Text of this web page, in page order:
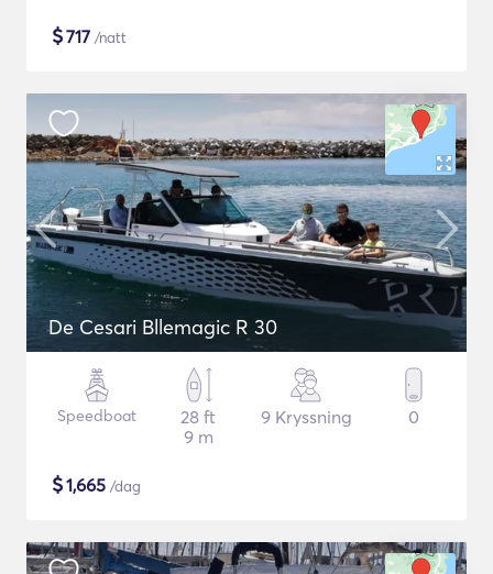
$717 /natt
De Cesari Bllemagic R 30
Speedboat
28 ft
9 m
9 Kryssning 0
$1,665 /dag